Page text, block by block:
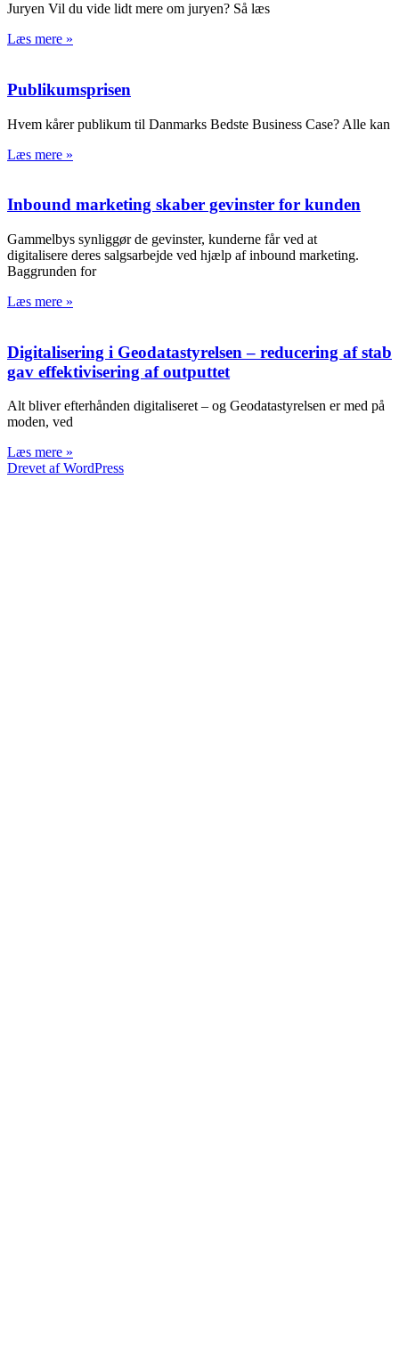
Juryen Vil du vide lidt mere om juryen? Så læs
Læs mere »
Publikumsprisen
Hvem kårer publikum til Danmarks Bedste Business Case? Alle kan
Læs mere »
Inbound marketing skaber gevinster for kunden
Gammelbys synliggør de gevinster, kunderne får ved at
digitalisere deres salgsarbejde ved hjælp af inbound marketing.
Baggrunden for
Læs mere »
Digitalisering i Geodatastyrelsen – reducering af stab
gav effektivisering af outputtet
Alt bliver efterhånden digitaliseret – og Geodatastyrelsen er med på
moden, ved
Læs mere »
Drevet af WordPress